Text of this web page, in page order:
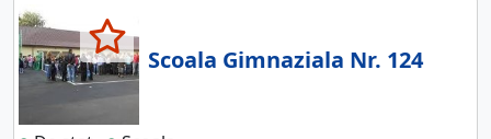
Scoala Gimnaziala Nr. 124